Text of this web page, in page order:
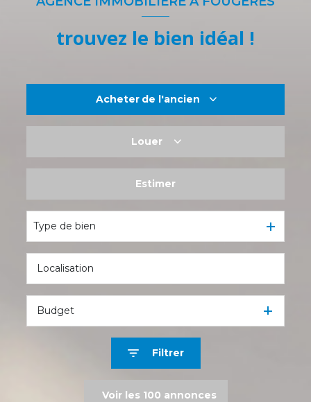
trouvez le bien idéal !
Acheter de l'ancien
Louer
Estimer
Type de bien
Budget
Filtrer
Voir les 100 annonces